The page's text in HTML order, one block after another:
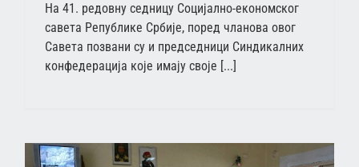
На 41. редовну седницу Социјално-економског
савета Републике Србије, поред чланова овог
Савета позвани су и председници Синдикалних
конфедерација које имају своје [...]